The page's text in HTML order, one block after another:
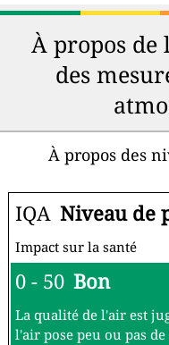
À propos
des
À propos des
IQA Niveau de
Impact sur la santé
0 - 50 Bon
La qualité de l'air est
l'air pose peu ou pas